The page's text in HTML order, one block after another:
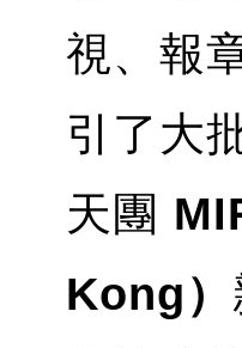
視、報
引了大
天團
Kong）